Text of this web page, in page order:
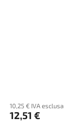
10,25 € IVA esclusa
12,51 €